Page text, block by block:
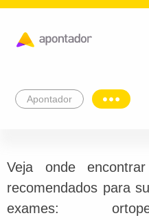
Apontador
Veja onde
recomendados para
exames: